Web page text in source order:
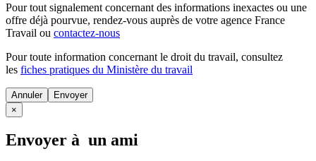
Pour tout signalement concernant des informations inexactes ou une
offre déjà pourvue, rendez-vous auprès de votre agence France
Travail ou contactez-nous
Pour toute information concernant le droit du travail, consultez
les fiches pratiques du Ministère du travail
Annuler
×
Envoyer à un ami